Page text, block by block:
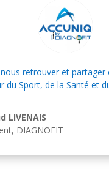
retrouver et partager
du Sport, de la Santé et
LIVENAIS
, DIAGNOFIT